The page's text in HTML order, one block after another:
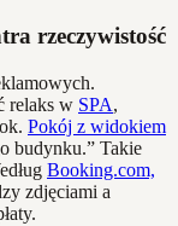
rzeczywistość
relaks w SPA,
Pokój z widokiem
budynku.” Takie
Booking.com,
zdjęciami a